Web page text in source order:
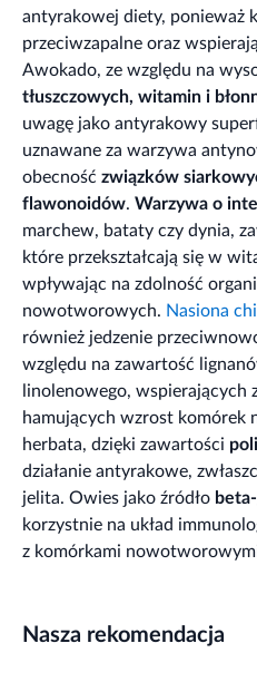
antyrakowej diety, ponieważ
przeciwzapalne oraz
Awokado, ze względu na
tłuszczowych, witamin i
uwagę jako antyrakowy
uznawane za warzywa
obecność związków
flawonoidów. Warzywa o
marchew, bataty czy dynia,
które przekształcają się w
wpływając na zdolność
nowotworowych. Nasiona
również jedzenie
względu na zawartość
linolenowego, wspierających
hamujących wzrost
herbata, dzięki zawartości
działanie antyrakowe,
jelita. Owies jako źródło
korzystnie na układ
z komórkami
Nasza rekomendacja